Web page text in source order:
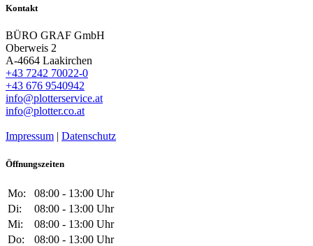
Kontakt
BÜRO GRAF GmbH
Oberweis 2
A-4664 Laakirchen
+43 7242 70022-0
+43 676 9540942
info@plotterservice.at
info@plotter.co.at
Impressum | Datenschutz
Öffnungszeiten
Mo:
08:00 - 13:00 Uhr
Di:
08:00 - 13:00 Uhr
Mi:
08:00 - 13:00 Uhr
Do:
08:00 - 13:00 Uhr